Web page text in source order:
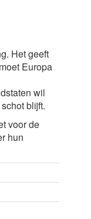
Het geeft
Europa
wil
blijft.
voor de
hun